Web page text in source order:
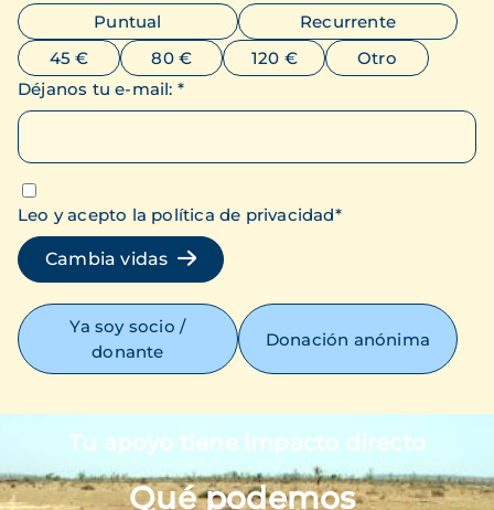
Puntual
Recurrente
45 €
80 € 120 €
Otro
Déjanos tu e-mail: *
Leo y acepto la política de privacidad*
Cambia vidas
Ya soy socio /
donante
Donación anónima
Tu apoyo tiene impacto directo
Qué podemos